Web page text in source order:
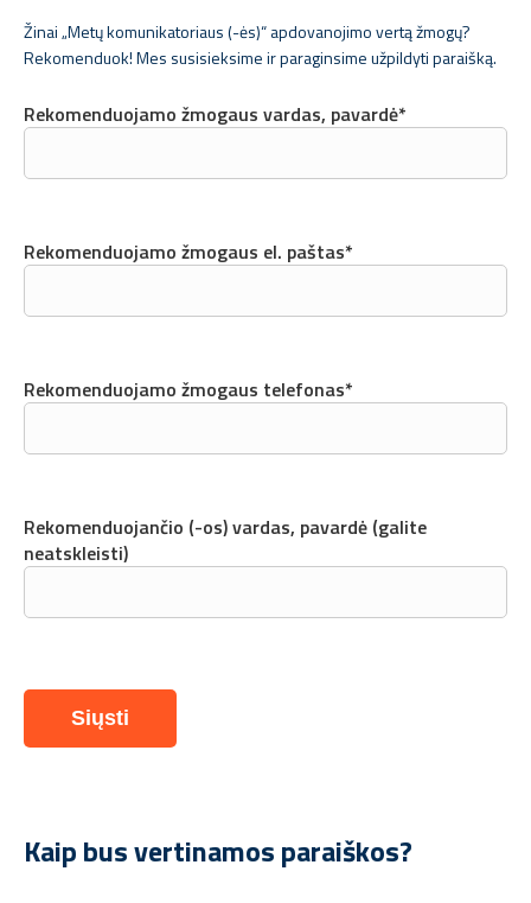
Žinai „Metų komunikatoriaus (-ės)“ apdovanojimo vertą žmogų?
Rekomenduok! Mes susisieksime ir paraginsime užpildyti paraišką.
Rekomenduojamo žmogaus vardas, pavardė*
Rekomenduojamo žmogaus el. paštas*
Rekomenduojamo žmogaus telefonas*
Rekomenduojančio (-os) vardas, pavardė (galite
neatskleisti)
Kaip bus vertinamos paraiškos?